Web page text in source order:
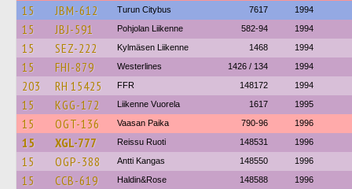
15 JBM-612 Turun Citybus 7617 1994
15 JBJ-591 Pohjolan Liikenne 582-94 1994
15 SEZ-222 Kylmäsen Liikenne 1468 1994
15 FHI-879 Westerlines 1426 / 134 1994
203 RH 15425 FFR 148172 1994
15 KGG-172 Liikenne Vuorela 1617 1995
15 OGT-136 Vaasan Paika 790-96 1996
15 XGL-777 Reissu Ruoti 148531 1996
15 OGP-388 Antti Kangas 148550 1996
15 CCB-619 Haldin&Rose 148588 1996